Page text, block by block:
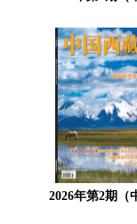
2026年第2期（